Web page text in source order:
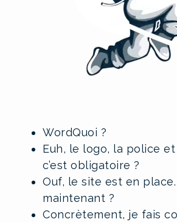
WordQuoi ?
Euh, le logo, la police
c’est obligatoire ?
Ouf, le site est en place.
maintenant ?
Concrètement, je fais